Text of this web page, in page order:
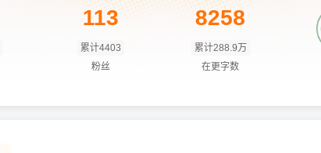
113
累计4403
粉丝
8258
累计288.9万
在更字数